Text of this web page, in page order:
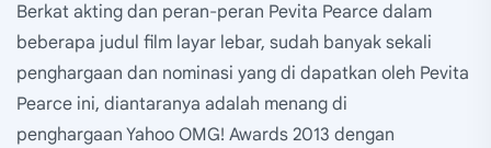
Berkat akting dan peran-peran Pevita Pearce dalam
beberapa judul film layar lebar, sudah banyak sekali
penghargaan dan nominasi yang di dapatkan oleh Pevita
Pearce ini, diantaranya adalah menang di
penghargaan Yahoo OMG! Awards 2013 dengan